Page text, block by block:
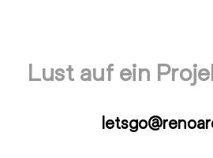
Lust auf ein